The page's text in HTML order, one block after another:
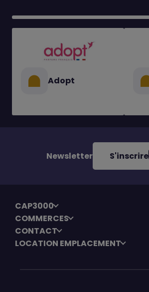
Adopt
Newsletter S'inscrire
CAP3000
COMMERCES
CONTACT
LOCATION EMPLACEMENT